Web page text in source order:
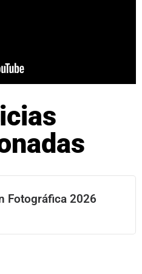
Fotográfica 2026